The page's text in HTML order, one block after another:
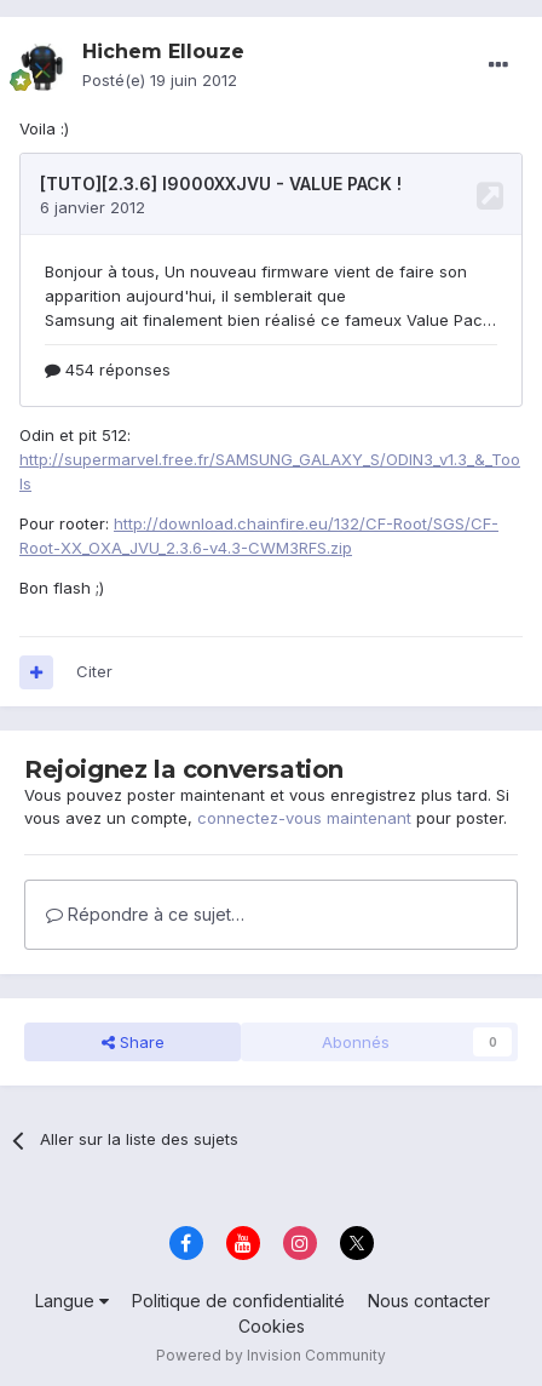
Hichem Ellouze
Posté(e) 19 juin 2012
Voila :)
Odin et pit 512:
http://supermarvel.free.fr/SAMSUNG_GALAXY_S/ODIN3_v1.3_&_Too
ls
Pour rooter: http://download.chainfire.eu/132/CF-Root/SGS/CF-
Root-XX_OXA_JVU_2.3.6-v4.3-CWM3RFS.zip
Bon flash ;)
Citer
Rejoignez la conversation
Vous pouvez poster maintenant et vous enregistrez plus tard. Si
vous avez un compte, connectez-vous maintenant pour poster.
Répondre à ce sujet…
Share Abonnés 0
Aller sur la liste des sujets
Langue Politique de confidentialité
Nous contacter
Cookies
Powered by Invision Community